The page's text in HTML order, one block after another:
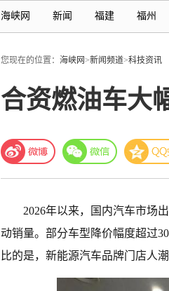
海峡网 新闻 福建 福州
您现在的位置： 海峡网>新闻频道>科技资讯
合资燃油车大
2026年以来，国内汽车市场
动销量。部分车型降价幅度超过
比的是，新能源汽车品牌门店人